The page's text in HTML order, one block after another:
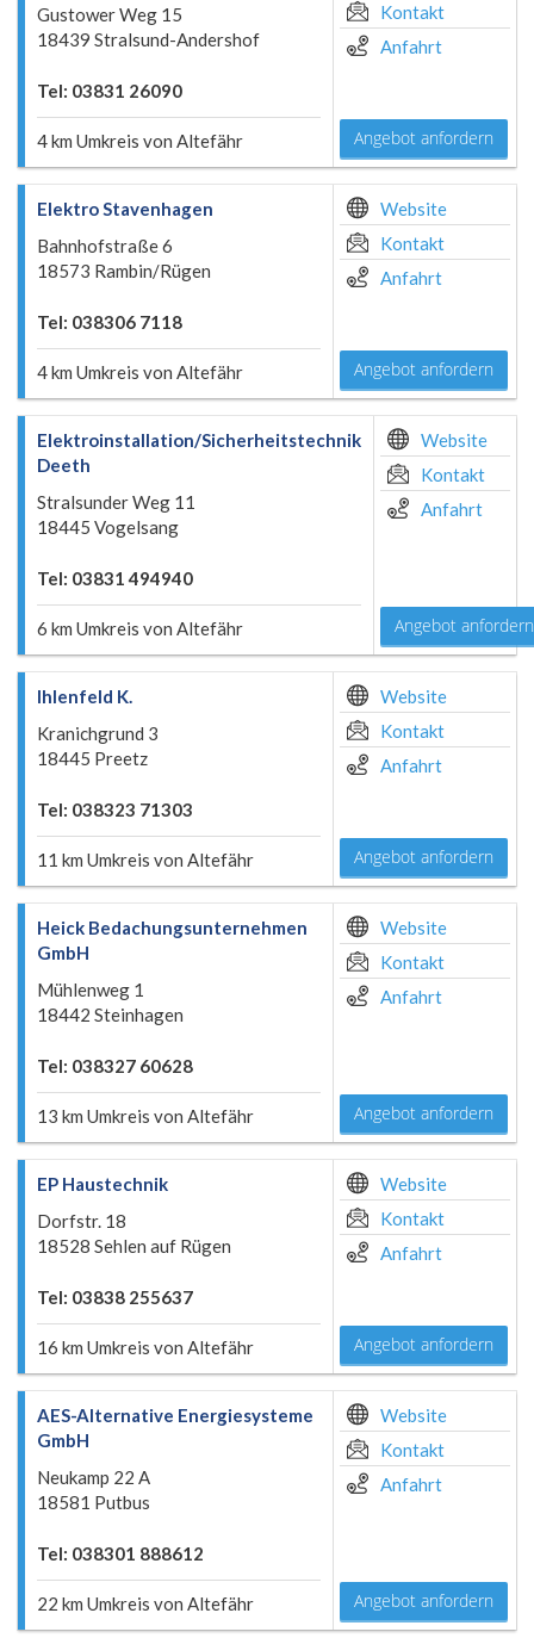
Gustower Weg 15
18439 Stralsund-Andershof
Tel: 03831 26090
4 km Umkreis von Altefähr
Kontakt
Anfahrt
Angebot anfordern
Elektro Stavenhagen
Bahnhofstraße 6
18573 Rambin/Rügen
Tel: 038306 7118
4 km Umkreis von Altefähr
Website
Kontakt
Anfahrt
Angebot anfordern
Elektroinstallation/Sicherheitstechnik
Deeth
Stralsunder Weg 11
18445 Vogelsang
Tel: 03831 494940
6 km Umkreis von Altefähr
Website
Kontakt
Anfahrt
Angebot anfordern
Ihlenfeld K.
Kranichgrund 3
18445 Preetz
Tel: 038323 71303
11 km Umkreis von Altefähr
Website
Kontakt
Anfahrt
Angebot anfordern
Heick Bedachungsunternehmen
GmbH
Mühlenweg 1
18442 Steinhagen
Tel: 038327 60628
13 km Umkreis von Altefähr
Website
Kontakt
Anfahrt
Angebot anfordern
EP Haustechnik
Dorfstr. 18
18528 Sehlen auf Rügen
Tel: 03838 255637
16 km Umkreis von Altefähr
Website
Kontakt
Anfahrt
Angebot anfordern
AES-Alternative Energiesysteme
GmbH
Neukamp 22 A
18581 Putbus
Tel: 038301 888612
22 km Umkreis von Altefähr
Website
Kontakt
Anfahrt
Angebot anfordern